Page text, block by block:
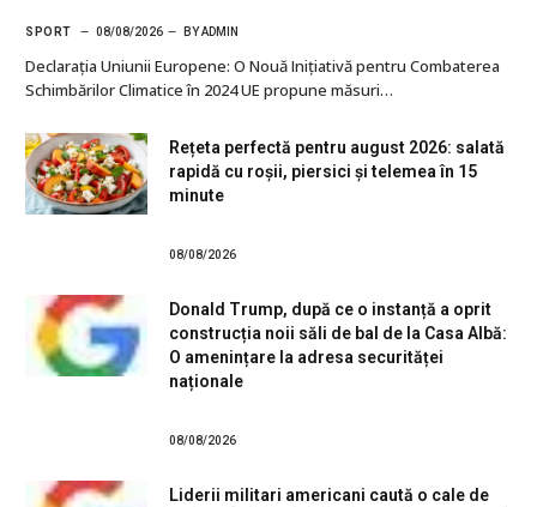
SPORT 08/08/2026 BY ADMIN
Declarația Uniunii Europene: O Nouă Inițiativă pentru Combaterea
Schimbărilor Climatice în 2024 UE propune măsuri…
Rețeta perfectă pentru august 2026: salată
rapidă cu roșii, piersici și telemea în 15
minute
08/08/2026
Donald Trump, după ce o instanță a oprit
construcția noii săli de bal de la Casa Albă:
O amenințare la adresa securităței
naționale
08/08/2026
Liderii militari americani caută o cale de